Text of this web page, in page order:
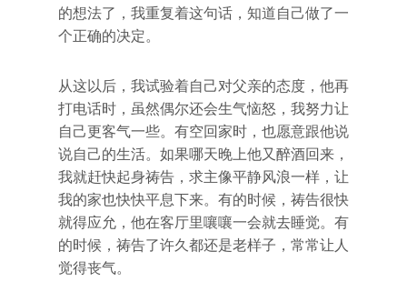
的想法了，我重复着这句话，知道自己做了一
个正确的决定。
从这以后，我试验着自己对父亲的态度，他再
打电话时，虽然偶尔还会生气恼怒，我努力让
自己更客气一些。有空回家时，也愿意跟他说
说自己的生活。如果哪天晚上他又醉酒回来，
我就赶快起身祷告，求主像平静风浪一样，让
我的家也快快平息下来。有的时候，祷告很快
就得应允，他在客厅里嚷嚷一会就去睡觉。有
的时候，祷告了许久都还是老样子，常常让人
觉得丧气。